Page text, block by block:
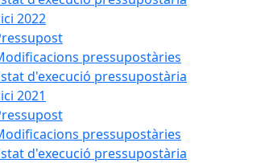
2022
pressupostàries
d'execució pressupostària
2021
pressupostàries
d'execució pressupostària